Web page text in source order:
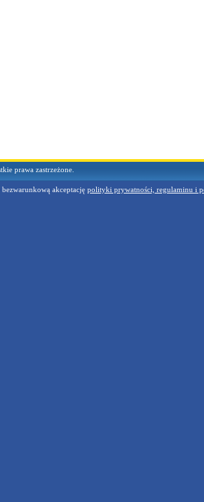
prawa zastrzeżone.
akceptację polityki prywatności, regulaminu i